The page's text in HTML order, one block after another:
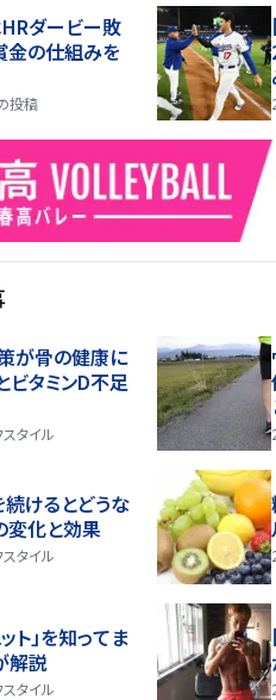
HRダービー敗
の仕組みを
投稿
が骨の健康に
ビタミンD不足
スタイル
けるとどうな
変化と効果
スタイル
ト」を知ってま
解説
スタイル